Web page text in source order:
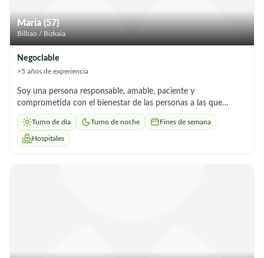
Maria (57)
Bilbao / Bizkaia
Negociable
>5 años de experiencia
Soy una persona responsable, amable, paciente y
comprometida con el bienestar de las personas a las que
atiendo. Disfruto ofreciendo compañía y apoyo a personas
mayores, ayudándolas en sus necesidades diarias y procurando
que se sientan seguras, cómodas y bien atendidas. Tengo una
Turno de día Turno de noche Fines de semana
Hospitales